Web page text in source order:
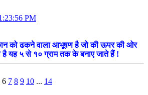
PM
को ढकने वाला आभूषण है जो की ऊपर की ओर
है यह ५ से १० ग्राम तक के बनाए जाते हैं !
6 7 8 9 10 ... 14